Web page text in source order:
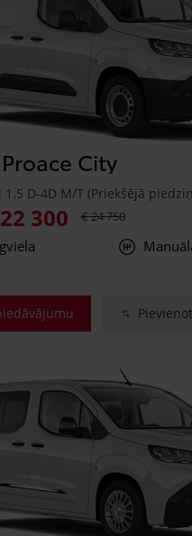
City
1.5 D-4D M/T (Priekšējā
300 € 24 750